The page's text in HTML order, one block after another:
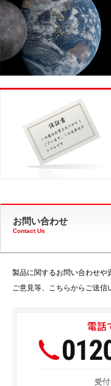
お問い合わせ
Contact Us
製品に関するお問い合わせや
ご意見等、こちらからご送信